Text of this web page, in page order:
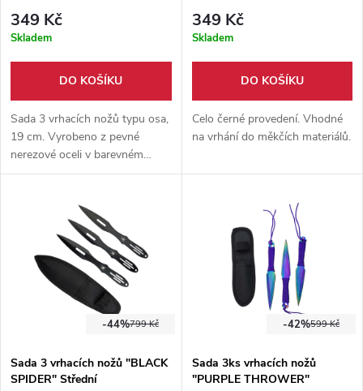
349 Kč
Skladem
DO KOŠÍKU
Sada 3 vrhacích nožů typu osa,
19 cm. Vyrobeno z pevné
nerezové oceli v barevném
provedení. ideální pro pokročilé
349 Kč
Skladem
DO KOŠÍKU
Celo černé provedení. Vhodné
na vrhání do měkčích materiálů.
799 Kč
-44%
Sada 3 vrhacích nožů "BLACK
SPIDER" Střední
599 Kč
-42%
Sada 3ks vrhacích nožů
"PURPLE THROWER"